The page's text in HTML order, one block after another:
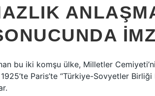
bu iki komşu ülke, Milletler
Paris’te “Türkiye-Sovyetler Birliği